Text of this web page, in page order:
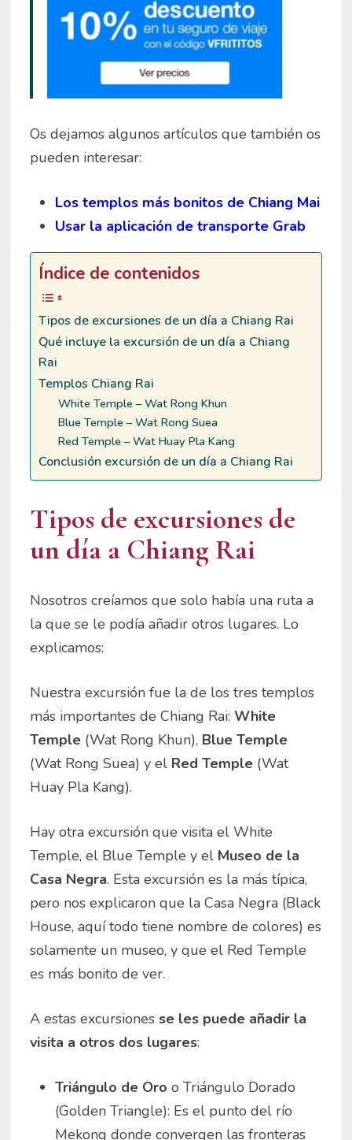
Os dejamos algunos artículos que también os
pueden interesar:
Los templos más bonitos de Chiang Mai
Usar la aplicación de transporte Grab
Índice de contenidos
Tipos de excursiones de un día a Chiang Rai
Qué incluye la excursión de un día a Chiang
Rai
Templos Chiang Rai
White Temple – Wat Rong Khun
Blue Temple – Wat Rong Suea
Red Temple – Wat Huay Pla Kang
Conclusión excursión de un día a Chiang Rai
Tipos de excursiones de
un día a Chiang Rai
Nosotros creíamos que solo había una ruta a
la que se le podía añadir otros lugares. Lo
explicamos:
Nuestra excursión fue la de los tres templos
más importantes de Chiang Rai: White
Temple(Wat Rong Khun), Blue Temple
(Wat Rong Suea) y el Red Temple(Wat
Huay Pla Kang).
Hay otra excursión que visita el White
Temple, el Blue Temple y el Museo de la
Casa Negra. Esta excursión es la más típica,
pero nos explicaron que la Casa Negra (Black
House, aquí todo tiene nombre de colores) es
solamente un museo, y que el Red Temple
es más bonito de ver.
A estas excursiones se les puede añadir la
visita a otros dos lugares:
Triángulo de Oro o Triángulo Dorado
(Golden Triangle): Es el punto del río
Mekong donde convergen las fronteras